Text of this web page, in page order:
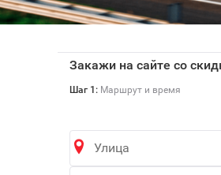
Закажи на сайте со
Шаг 1: Маршрут и время